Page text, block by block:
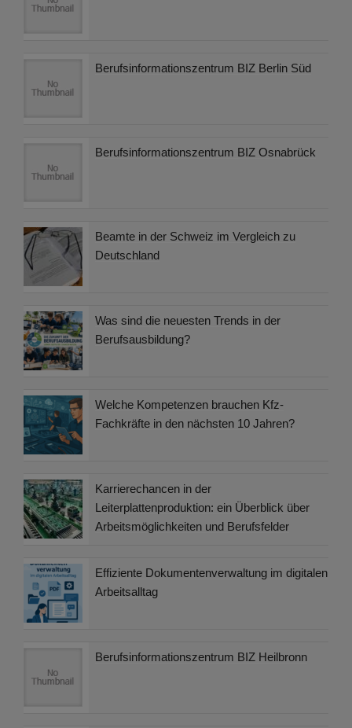
Berufsinformationszentrum BIZ Berlin Süd
Berufsinformationszentrum BIZ Osnabrück
Beamte in der Schweiz im Vergleich zu
Deutschland
Was sind die neuesten Trends in der
Berufsausbildung?
Welche Kompetenzen brauchen Kfz-
Fachkräfte in den nächsten 10 Jahren?
Karrierechancen in der
Leiterplattenproduktion: ein Überblick über
Arbeitsmöglichkeiten und Berufsfelder
Effiziente Dokumentenverwaltung im digitalen
Arbeitsalltag
Berufsinformationszentrum BIZ Heilbronn